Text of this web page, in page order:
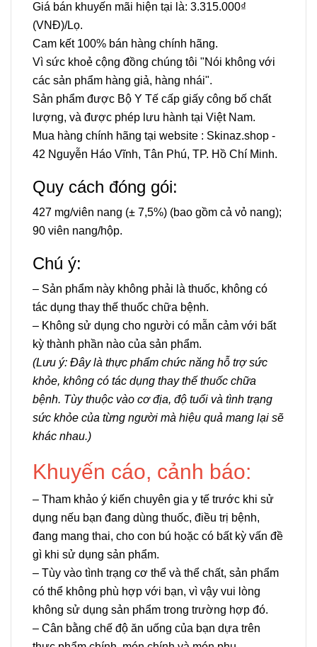
Giá bán khuyến mãi hiện tại là: 3.315.000₫
(VNĐ)/Lọ.
Cam kết 100% bán hàng chính hãng.
Vì sức khoẻ cộng đồng chúng tôi "Nói không với
các sản phẩm hàng giả, hàng nhái".
Sản phẩm được Bộ Y Tế cấp giấy công bố chất
lượng, và được phép lưu hành tại Việt Nam.
Mua hàng chính hãng tại website : Skinaz.shop -
42 Nguyễn Háo Vĩnh, Tân Phú, TP. Hồ Chí Minh.
Quy cách đóng gói:
427 mg/viên nang (± 7,5%) (bao gồm cả vỏ nang);
90 viên nang/hộp.
Chú ý:
– Sản phẩm này không phải là thuốc, không có
tác dụng thay thế thuốc chữa bệnh.
– Không sử dụng cho người có mẫn cảm với bất
kỳ thành phần nào của sản phẩm.
(Lưu ý: Đây là thực phẩm chức năng hỗ trợ sức
khỏe, không có tác dụng thay thế thuốc chữa
bệnh. Tùy thuộc vào cơ địa, độ tuổi và tình trạng
sức khỏe của từng người mà hiệu quả mang lại sẽ
khác nhau.)
Khuyến cáo, cảnh báo:
– Tham khảo ý kiến chuyên gia y tế trước khi sử
dụng nếu bạn đang dùng thuốc, điều trị bệnh,
đang mang thai, cho con bú hoặc có bất kỳ vấn đề
gì khi sử dụng sản phẩm.
– Tùy vào tình trạng cơ thể và thể chất, sản phẩm
có thể không phù hợp với bạn, vì vậy vui lòng
không sử dụng sản phẩm trong trường hợp đó.
– Cân bằng chế độ ăn uống của bạn dựa trên